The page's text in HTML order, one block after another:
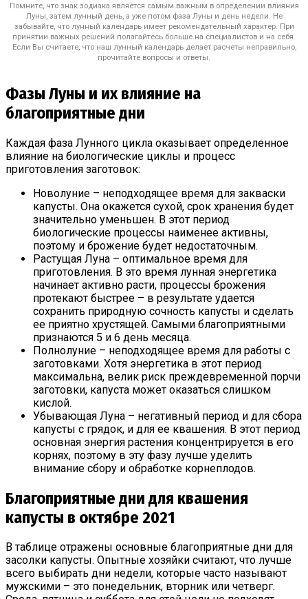
Помните, что знак зодиака является самым важным в определении влияния
Луны, затем лунный день, а уже потом фаза Луны и день недели. Не
забывайте, что лунный календарь имеет рекомендательный характер. При
принятии важных решений полагайтесь больше на специалистов и на себя.
Если Вы считаете, что наш лунный календарь делает расчеты неправильно,
прочитайте вопросы и ответы.
Фазы Луны и их влияние на
благоприятные дни
Каждая фаза Лунного цикла оказывает определенное
влияние на биологические циклы и процесс
приготовления заготовок:
Новолуние – неподходящее время для закваски
капусты. Она окажется сухой, срок хранения будет
значительно уменьшен. В этот период
биологические процессы наименее активны,
поэтому и брожение будет недостаточным.
Растущая Луна – оптимальное время для
приготовления. В это время лунная энергетика
начинает активно расти, процессы брожения
протекают быстрее – в результате удается
сохранить природную сочность капусты и сделать
ее приятно хрустящей. Самыми благоприятными
признаются 5 и 6 день месяца.
Полнолуние – неподходящее время для работы с
заготовками. Хотя энергетика в этот период
максимальна, велик риск преждевременной порчи
заготовки, капуста может оказаться слишком
кислой.
Убывающая Луна – негативный период и для сбора
капусты с грядок, и для ее квашения. В этот период
основная энергия растения концентрируется в его
корнях, поэтому в эту фазу лучше уделить
внимание сбору и обработке корнеплодов.
Благоприятные дни для квашения
капусты в октябре 2021
В таблице отражены основные благоприятные дни для
засолки капусты. Опытные хозяйки считают, что лучше
всего выбирать дни недели, которые часто называют
мужскими – это понедельник, вторник или четверг.